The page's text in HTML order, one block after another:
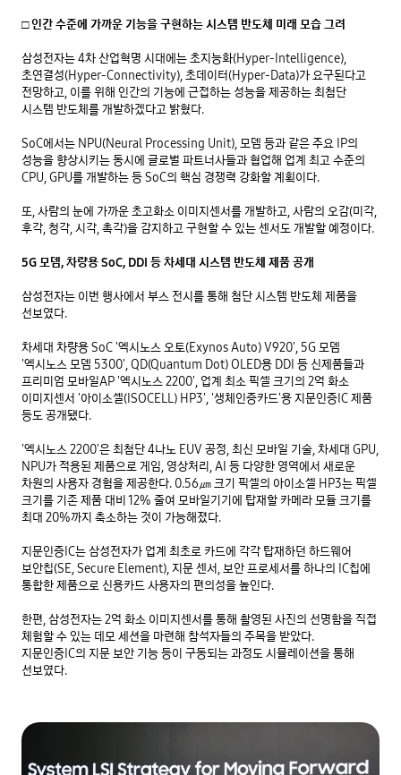
□ 인간 수준에 가까운 기능을 구현하는 시스템 반도체 미래 모습 그려
삼성전자는 4차 산업혁명 시대에는 초지능화(Hyper-Intelligence),
초연결성(Hyper-Connectivity), 초데이터(Hyper-Data)가 요구된다고
전망하고, 이를 위해 인간의 기능에 근접하는 성능을 제공하는 최첨단
시스템 반도체를 개발하겠다고 밝혔다.
SoC에서는 NPU(Neural Processing Unit), 모뎀 등과 같은 주요 IP의
성능을 향상시키는 동시에 글로벌 파트너사들과 협업해 업계 최고 수준의
CPU, GPU를 개발하는 등 SoC의 핵심 경쟁력 강화할 계획이다.
또, 사람의 눈에 가까운 초고화소 이미지센서를 개발하고, 사람의 오감(미각,
후각, 청각, 시각, 촉각)을 감지하고 구현할 수 있는 센서도 개발할 예정이다.
5G 모뎀, 차량용 SoC, DDI 등 차세대 시스템 반도체 제품 공개
삼성전자는 이번 행사에서 부스 전시를 통해 첨단 시스템 반도체 제품을
선보였다.
차세대 차량용 SoC '엑시노스 오토(Exynos Auto) V920', 5G 모뎀
'엑시노스 모뎀 5300', QD(Quantum Dot) OLED용 DDI 등 신제품들과
프리미엄 모바일AP '엑시노스 2200', 업계 최소 픽셀 크기의 2억 화소
이미지센서 '아이소셀(ISOCELL) HP3', '생체인증카드'용 지문인증IC 제품
등도 공개됐다.
'엑시노스 2200'은 최첨단 4나노 EUV 공정, 최신 모바일 기술, 차세대 GPU,
NPU가 적용된 제품으로 게임, 영상처리, AI 등 다양한 영역에서 새로운
차원의 사용자 경험을 제공한다. 0.56㎛ 크기 픽셀의 아이소셀 HP3는 픽셀
크기를 기존 제품 대비 12% 줄여 모바일기기에 탑재할 카메라 모듈 크기를
최대 20%까지 축소하는 것이 가능해졌다.
지문인증IC는 삼성전자가 업계 최초로 카드에 각각 탑재하던 하드웨어
보안칩(SE, Secure Element), 지문 센서, 보안 프로세서를 하나의 IC칩에
통합한 제품으로 신용카드 사용자의 편의성을 높인다.
한편, 삼성전자는 2억 화소 이미지센서를 통해 촬영된 사진의 선명함을 직접
체험할 수 있는 데모 세션을 마련해 참석자들의 주목을 받았다.
지문인증IC의 지문 보안 기능 등이 구동되는 과정도 시뮬레이션을 통해
선보였다.